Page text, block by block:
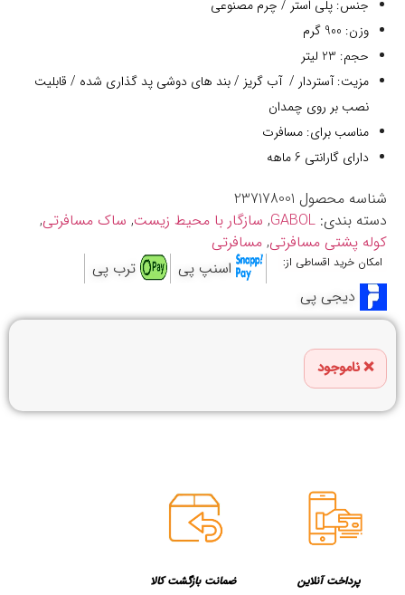
جنس: پلی استر / چرم مصنوعی
وزن: 900 گرم
حجم: 23 لیتر
مزیت: آستردار / آب گریز / بند های دوشی پد گذاری شده / قابلیت
نصب بر روی چمدان
مناسب برای: مسافرت
دارای گارانتی 6 ماهه
شناسه محصول 237178001
دسته بندی: GABOL
, سازگار با محیط زیست, ساک مسافرتی,
کوله پشتی مسافرتی, مسافرتی
امکان خرید اقساطی از: اسنپ پی
ترب پی
دیجی پی
ناموجود
پرداخت آنلاین ضمانت بازگشت کالا